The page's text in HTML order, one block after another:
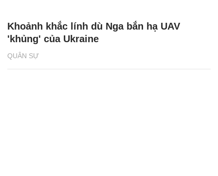
QUÂN SỰ
Khoảnh khắc lính dù Nga bắn hạ UAV
'khủng' của Ukraine